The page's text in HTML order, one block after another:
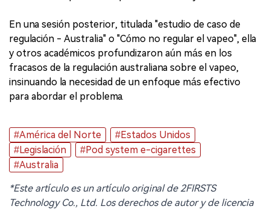
En una sesión posterior, titulada "estudio de caso de
regulación - Australia" o "Cómo no regular el vapeo", ella
y otros académicos profundizaron aún más en los
fracasos de la regulación australiana sobre el vapeo,
insinuando la necesidad de un enfoque más efectivo
para abordar el problema.
#América del Norte
#Estados Unidos
#Legislación
#Pod system e-cigarettes
#Australia
*Este artículo es un artículo original de 2FIRSTS
Technology Co., Ltd. Los derechos de autor y de licencia